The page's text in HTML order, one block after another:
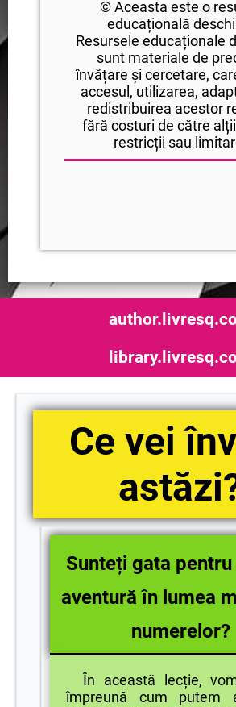
© Aceasta este o
educațională
Resursele educaționale
sunt materiale de
învățare și cercetare,
accesul, utilizarea,
redistribuirea acestor
fără costuri de către
restricții sau
Ce vei
Sunteți gata pentru
aventură în lumea
numerelor?
În această lecție,
împreună cum putem